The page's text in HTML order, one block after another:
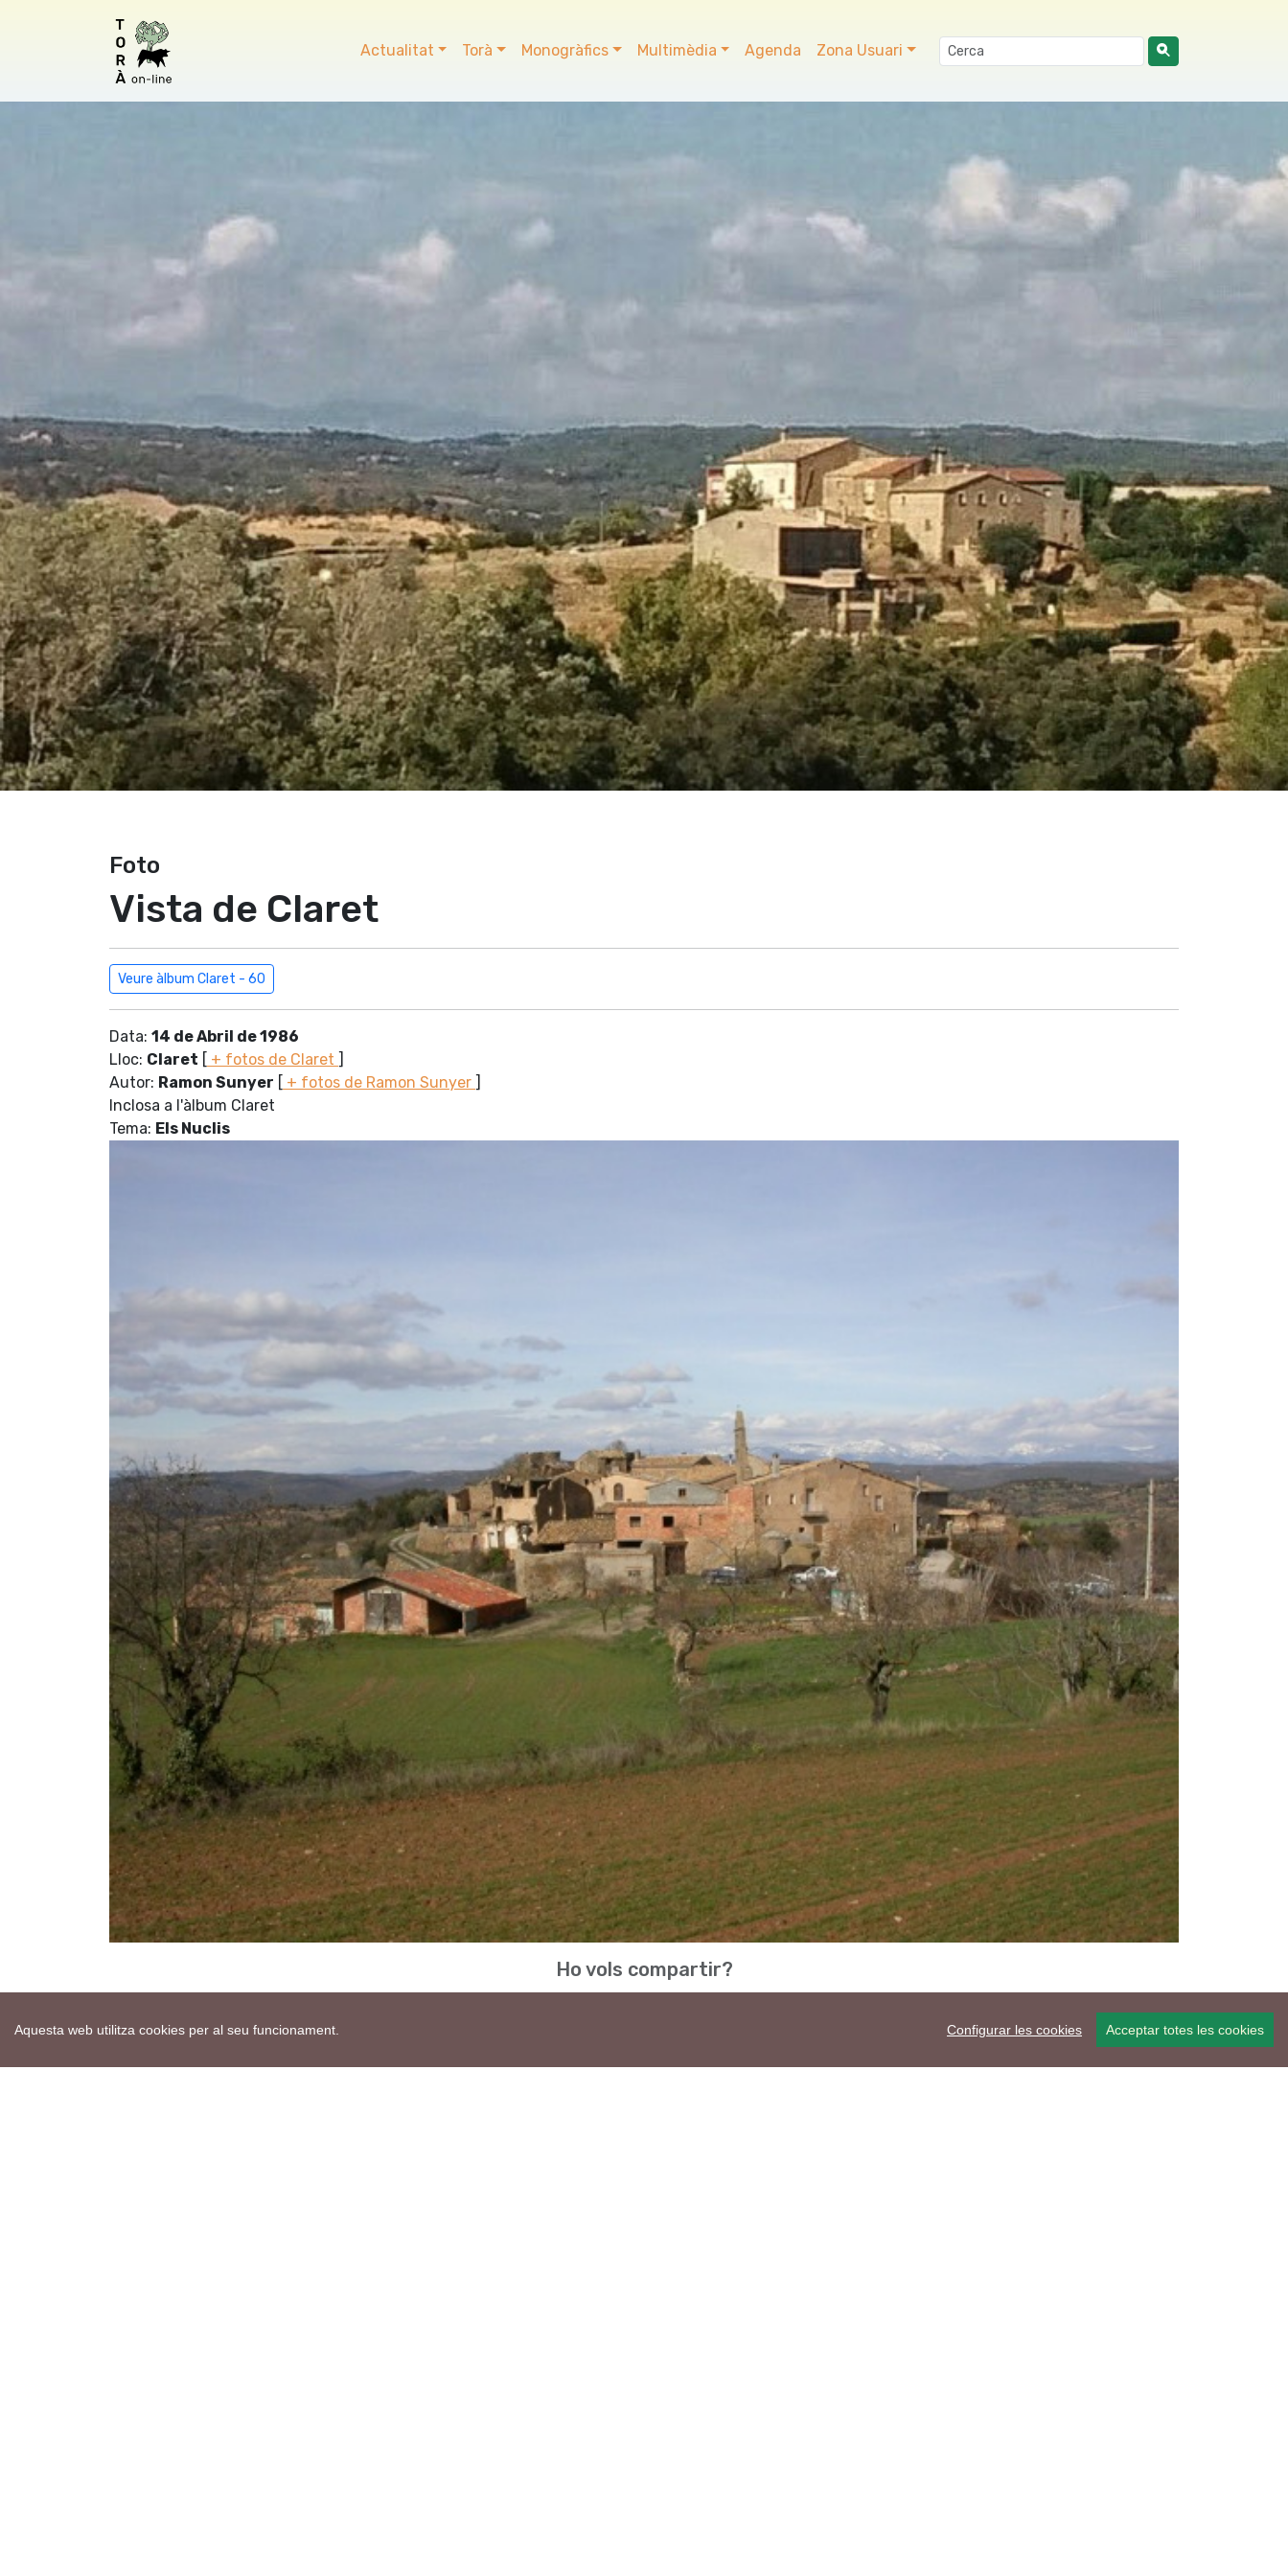
Aquesta web utilitza cookies per al seu funcionament. Configurar les cookies Acceptar totes les cookies
Actualitat Torà Monogràfics Multimèdia Agenda Zona Usuari
Foto
Vista de Claret
Veure àlbum Claret - 60
Data: 14 de Abril de 1986
Lloc: Claret [ + fotos de Claret ]
Autor: Ramon Sunyer [ + fotos de Ramon Sunyer ]
Inclosa a l'àlbum Claret
Tema: Els Nuclis
Ho vols compartir?